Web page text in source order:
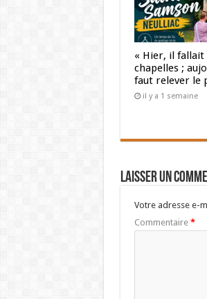
« Hier, il fallait
chapelles ;
faut relever le
il y a 1 semaine
Laisser un
Votre adresse e-
Commentaire *